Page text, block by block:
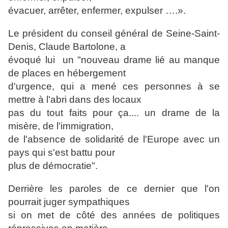
évacuer, arrêter, enfermer, expulser ….».
Le président du conseil général de Seine-Saint-
Denis, Claude Bartolone, a
évoqué lui un "nouveau drame lié au manque
de places en hébergement
d'urgence, qui a mené ces personnes à se
mettre à l'abri dans des locaux
pas du tout faits pour ça.... un drame de la
misère, de l'immigration,
de l'absence de solidarité de l'Europe avec un
pays qui s'est battu pour
plus de démocratie".
Derrière les paroles de ce dernier que l'on
pourrait juger sympathiques
si on met de côté des années de politiques